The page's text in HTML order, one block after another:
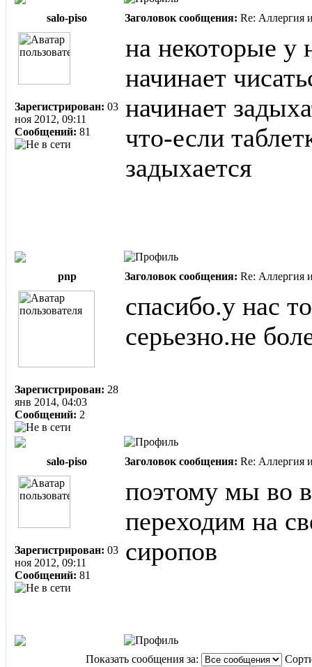
salo-piso Заголовок сообщения: Re: Аллергия
Зарегистрирован: 03
ноя 2012, 09:11
Сообщений: 81
на некоторые у
начинает
начинает
что-если
задыхается
pnp Заголовок сообщения: Re: Аллергия
Зарегистрирован: 28
янв 2014, 04:03
Сообщений: 2
спасибо.у нас
серьезно.не
salo-piso Заголовок сообщения: Re: Аллергия
Зарегистрирован: 03
ноя 2012, 09:11
Сообщений: 81
поэтому мы во
переходим на
сиропов
Показать сообщения за: